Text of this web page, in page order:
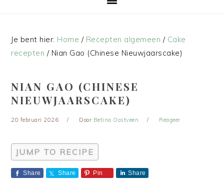
Je bent hier: Home / Recepten algemeen / Cake
recepten /Nian Gao (Chinese Nieuwjaarscake)
NIAN GAO (CHINESE
NIEUWJAARSCAKE)
20 februari 2026 Door Betina Oostveen Reageer
JUMP TO RECIPE
Share Share Pin Share